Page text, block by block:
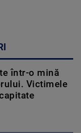
într-o mină
Victimele